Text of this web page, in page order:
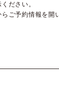
ださい。
ご予約情報を開